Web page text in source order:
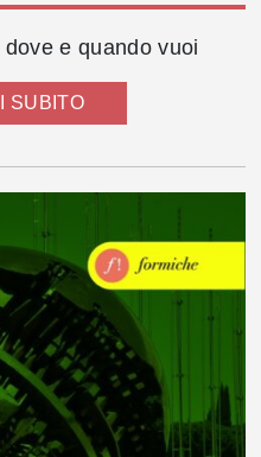
e quando vuoi
SUBITO